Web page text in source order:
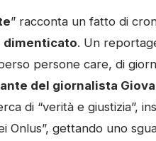
” racconta un fatto di
dimenticato. Un
persone care, di
del giornalista
di “verità e giustizia”,
Onlus”, gettando uno